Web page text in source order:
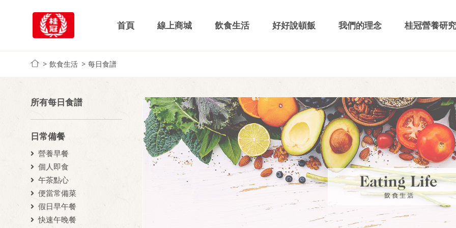
首頁 線上商城 飲食生活 好好說頓飯 我們的理念 桂冠營養研
飲食生活 每日食譜
所有每日食譜
日常備餐
營養早餐
個人即食
午茶點心
便當常備菜
假日早午餐
快速午晚餐